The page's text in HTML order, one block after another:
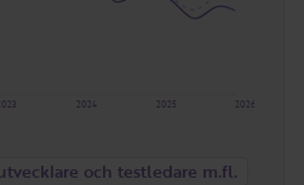
2026
2025
2024
och testledare m.fl.